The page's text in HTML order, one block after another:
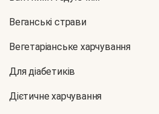
Веганські страви
Вегетаріанське харчування
Для діабетиків
Дієтичне харчування